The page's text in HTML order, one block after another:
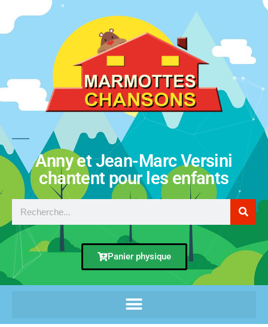
Anny et Jean-Marc Versini
chantent pour les enfants
Panier physique